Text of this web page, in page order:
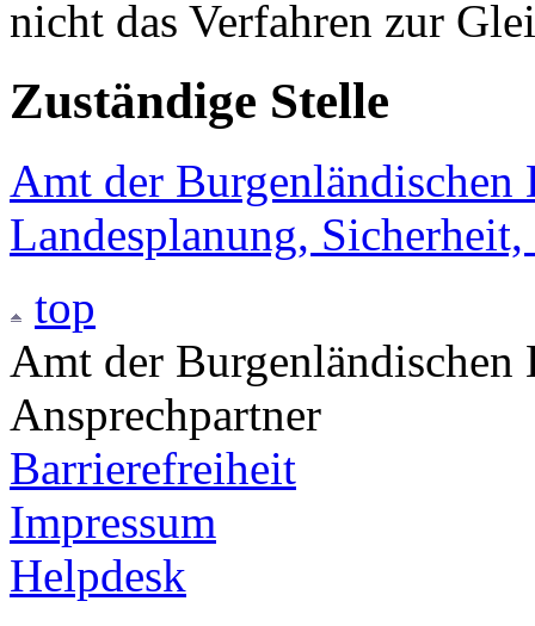
nicht das Verfahren zur
Zuständige Stelle
Amt der
Landesplanung,
top
Amt der
Ansprechpartner
Barrierefreiheit
Impressum
Helpdesk